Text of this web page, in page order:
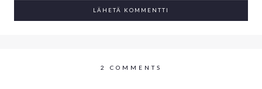
2 COMMENTS